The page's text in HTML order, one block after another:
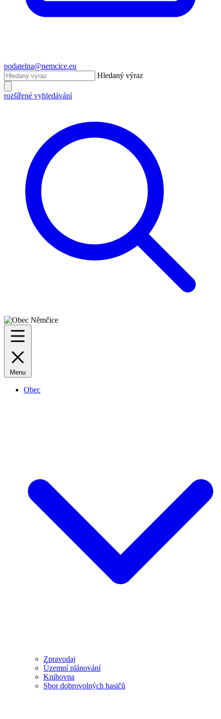
podatelna@nemcice.eu
Hledaný výraz
rozšířené vyhledávání
Menu
Obec
Zpravodaj
Územní plánování
Knihovna
Sbor dobrovolných hasičů